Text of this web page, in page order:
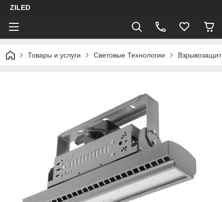
ZILED
Товары и услуги Световые Технологии